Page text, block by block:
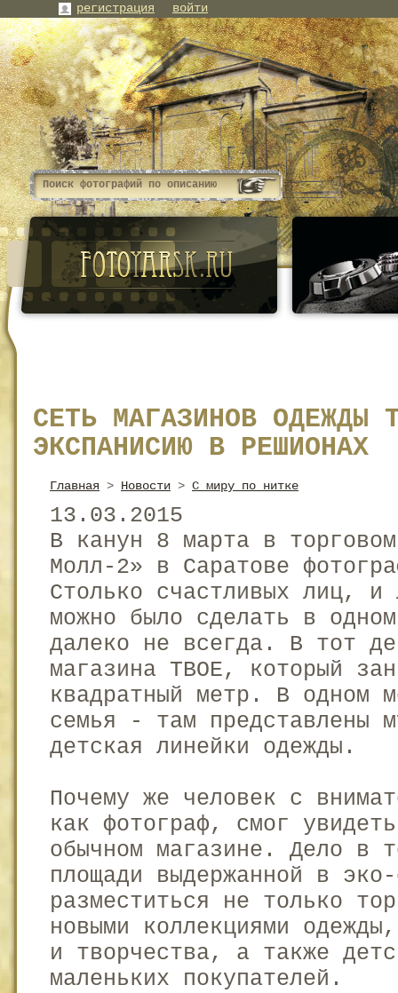
СЕТЬ МАГАЗИНОВ ОДЕЖДЫ
ЭКСПАНИСИЮ В РЕШИОНАХ
Главная > Новости > C миру по нитке
13.03.2015
В канун 8 марта в
Молл-2» в Саратове
Столько счастливых лиц, и
можно было сделать в
далеко не всегда. В тот
магазина ТВОЕ, который
квадратный метр. В одном
семья - там представлены
детская линейки одежды.
Почему же человек с
как фотограф, смог
обычном магазине. Дело в
площади выдержанной в
разместиться не только
новыми коллекциями
и творчества, а также
маленьких покупателей.
регистрация войти